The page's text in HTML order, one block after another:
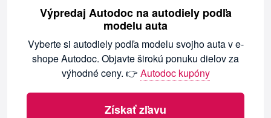
Výpredaj Autodoc na autodiely podľa
modelu auta
Vyberte si autodiely podľa modelu svojho auta v e-
shope Autodoc. Objavte širokú ponuku dielov za
výhodné ceny. 👉 Autodoc kupóny
Získať zľavu